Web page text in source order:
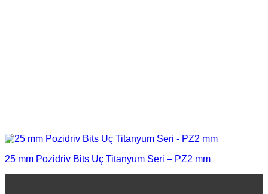
25 mm Pozidriv Bits Uç Titanyum Seri – PZ2 mm